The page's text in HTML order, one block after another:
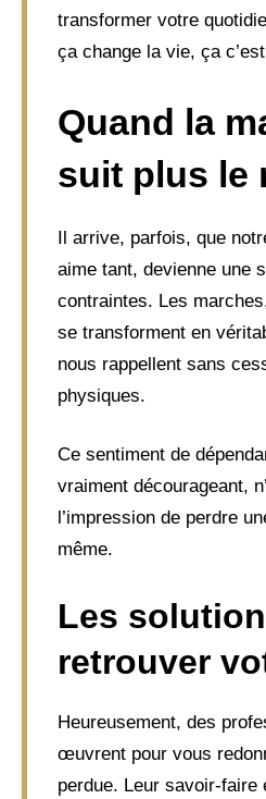
transformer votre
ça change la vie, ça
Quand la
suit plus le
Il arrive, parfois, que
aime tant, devienne une
contraintes. Les
se transforment en
nous rappellent sans
physiques.
Ce sentiment de
vraiment décourageant,
l’impression de perdre
même.
Les
retrouver
Heureusement, des
œuvrent pour vous
perdue. Leur savoir-faire